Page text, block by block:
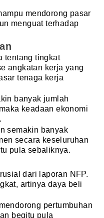
mendorong pasar
menguat terhadap
tentang tingkat
angkatan kerja yang
tenaga kerja
banyak jumlah
keadaan ekonomi
semakin banyak
secara keseluruhan
pula sebaliknya.
dari laporan NFP.
artinya daya beli
pertumbuhan
begitu pula